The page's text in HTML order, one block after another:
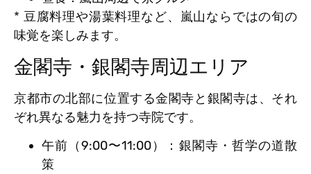
* 豆腐料理や湯葉料理など、嵐山ならではの旬の
味覚を楽しみます。
金閣寺・銀閣寺周辺エリア
京都市の北部に位置する金閣寺と銀閣寺は、それ
ぞれ異なる魅力を持つ寺院です。
午前（9:00〜11:00）：銀閣寺・哲学の道散
策